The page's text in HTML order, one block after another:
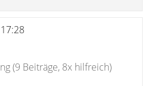
(9 Beiträge, 8x hilfreich)